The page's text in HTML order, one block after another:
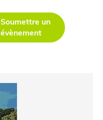
Soumettre un
évènement